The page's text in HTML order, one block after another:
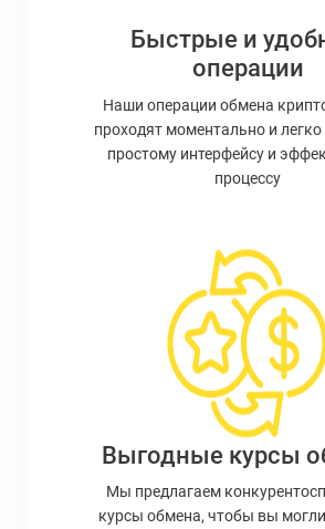
Быстрые и
операции
Наши операции обмена
проходят моментально и легко
простому интерфейсу и
процессу
Выгодные курсы
Мы предлагаем
курсы обмена, чтобы вы